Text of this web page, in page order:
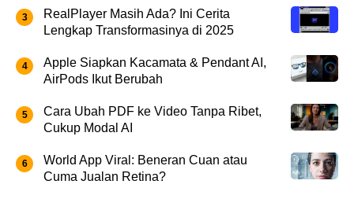
RealPlayer Masih Ada? Ini Cerita
Lengkap Transformasinya di 2025
Apple Siapkan Kacamata & Pendant AI,
AirPods Ikut Berubah
Cara Ubah PDF ke Video Tanpa Ribet,
Cukup Modal AI
World App Viral: Beneran Cuan atau
Cuma Jualan Retina?